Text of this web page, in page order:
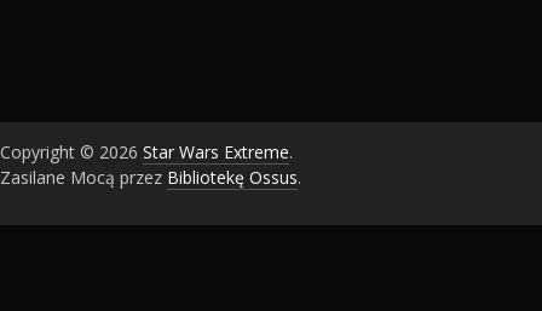
Copyright © 2026 Star Wars Extreme.
Zasilane Mocą przez Bibliotekę Ossus.